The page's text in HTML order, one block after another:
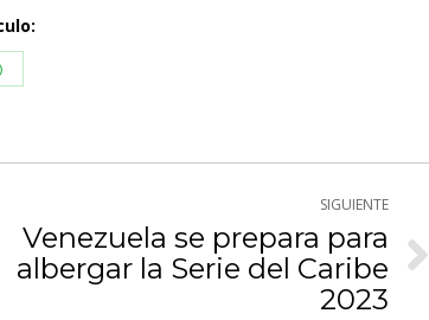
Compartir
SIGUIENTE
Venezuela se prepara para
albergar la Serie del Caribe
2023